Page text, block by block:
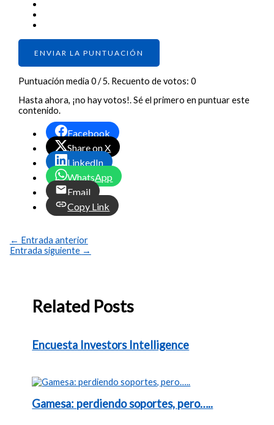
ENVIAR LA PUNTUACIÓN
Puntuación media0/ 5. Recuento de votos:0
Hasta ahora, ¡no hay votos!. Sé el primero en puntuar este
contenido.
Facebook
Share on X
LinkedIn
WhatsApp
Email
Copy Link
← Entrada anterior
Entrada siguiente →
Related Posts
Encuesta Investors Intelligence
Gamesa: perdiendo soportes, pero…..